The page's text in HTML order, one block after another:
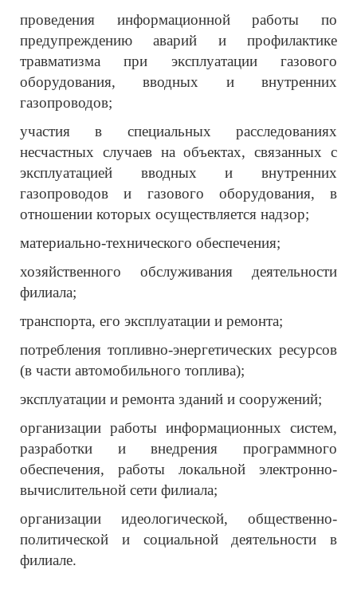
проведения информационной работы по
предупреждению аварий и профилактике
травматизма при эксплуатации газового
оборудования, вводных и внутренних
газопроводов;
участия в специальных расследованиях
несчастных случаев на объектах, связанных с
эксплуатацией вводных и внутренних
газопроводов и газового оборудования, в
отношении которых осуществляется надзор;
материально-технического обеспечения;
хозяйственного обслуживания деятельности
филиала;
транспорта, его эксплуатации и ремонта;
потребления топливно-энергетических ресурсов
(в части автомобильного топлива);
эксплуатации и ремонта зданий и сооружений;
организации работы информационных систем,
разработки и внедрения программного
обеспечения, работы локальной электронно-
вычислительной сети филиала;
организации идеологической, общественно-
политической и социальной деятельности в
филиале.